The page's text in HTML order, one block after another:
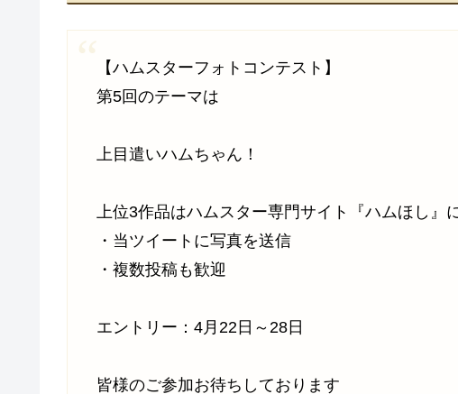
【ハムスターフォトコンテスト】
第5回のテーマは
上目遣いハムちゃん！
上位3作品はハムスター専門サイト『ハムほし』
・当ツイートに写真を送信
・複数投稿も歓迎
エントリー：4月22日～28日
皆様のご参加お待ちしております